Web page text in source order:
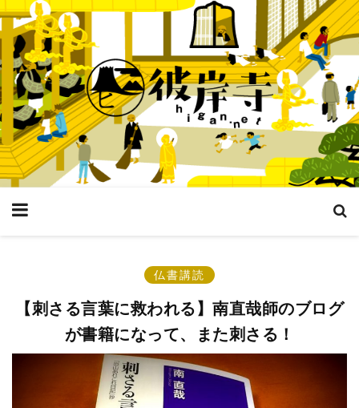
仏書講読
【刺さる言葉に救われる】南直哉師のブログ
が書籍になって、また刺さる！